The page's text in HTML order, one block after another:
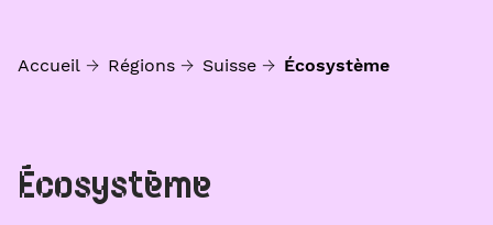
Accueil Régions Suisse Écosystème
Écosystème